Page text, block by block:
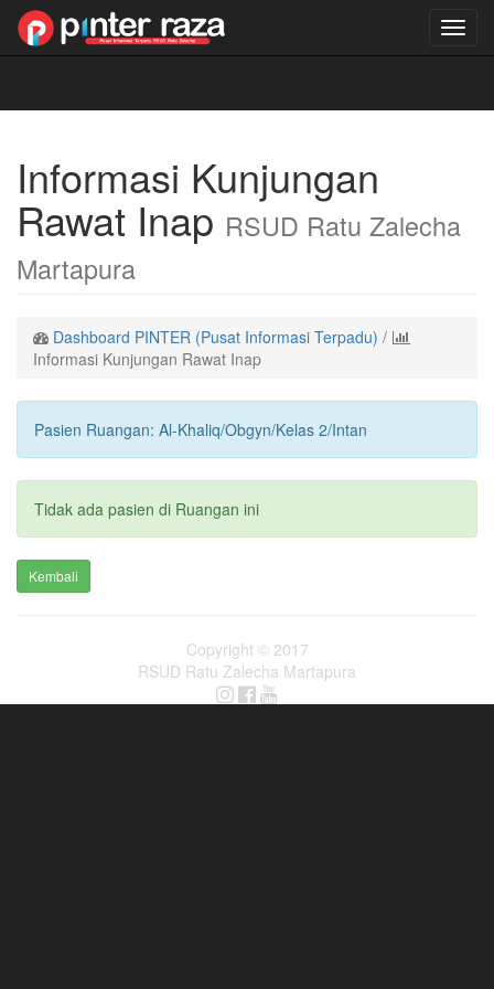
Informasi Kunjungan
Rawat Inap RSUD Ratu Zalecha
Martapura
Dashboard PINTER (Pusat Informasi Terpadu) /
Informasi Kunjungan Rawat Inap
Pasien Ruangan: Al-Khaliq/Obgyn/Kelas 2/Intan
Tidak ada pasien di Ruangan ini
Kembali
Copyright © 2017
RSUD Ratu Zalecha Martapura